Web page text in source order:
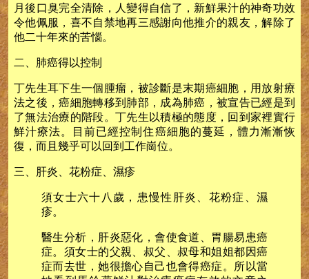
月後口臭完全清除，人變得自信了，新鮮果汁的神奇功效
令他佩服，喜不自禁地再三感謝向他推介的親友，解除了
他二十年來的苦惱。
二、肺癌得以控制
丁先生耳下生一個腫瘤，被診斷是末期癌細胞，用放射療
法之後，癌細胞轉移到肺部，成為肺癌，被宣告已經是到
了無法治療的階段。丁先生以積極的態度，回到家裡實行
鮮汁療法。目前已經控制住癌細胞的蔓延，體力漸漸恢
復，而且幾乎可以回到工作崗位。
三、肝炎、花粉症、濕疹
須女士六十八歲，患慢性肝炎、花粉症、濕
疹。
醫生分析，肝炎惡化，會使食道、胃腸易患癌
症。須女士的父親、叔父、叔母和姐姐都因癌
症而去世，她很擔心自己也會得癌症。所以當